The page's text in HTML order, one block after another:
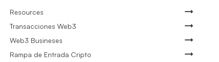
Resources
Transacciones Web3
Web3 Busineses
Rampa de Entrada Cripto